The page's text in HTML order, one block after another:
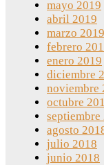
mayo 2019
abril 2019
marzo 2019
febrero
enero 2019
diciembre
noviembre
octubre
septiembre
agosto
julio 2018
junio 2018